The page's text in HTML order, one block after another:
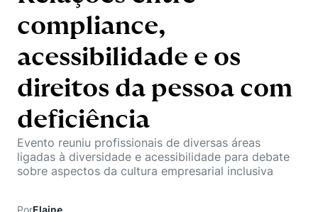
Pós-Graduação
Educação Executiva
Busca por Áreas de Conhecimento
Quem Somos
Campus
Núcleo de Carreiras
Comunidade Transforme
Missão
Projetos Sociais
Lista de doadores
Pesquisa
Pesquisa no Insper
Centros de Conhecimento
Cátedras
Centro de Dados e IA
Conteúdos
Carreiras e Cursos
Unidades Acadêmicas
compliance,
acessibilidade e os
direitos da pessoa com
deficiência
Evento reuniu profissionais de diversas áreas
ligadas à diversidade e acessibilidade para debate
sobre aspectos da cultura empresarial inclusiva
PorElaine